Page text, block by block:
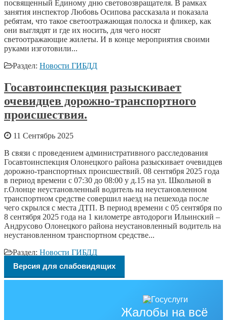
посвященный Единому дню световозвращателя. В рамках
занятия инспектор Любовь Осипова рассказала и показала
ребятам, что такое светоотражающая полоска и фликер, как
они выглядят и где их носить, для чего носят
светоотражающие жилеты. И в конце мероприятия своими
руками изготовили...
Раздел: Новости ГИБДД
Госавтоинспекция разыскивает
очевидцев дорожно-транспортного
происшествия.
11 Сентябрь 2025
В связи с проведением административного расследования
Госавтоинспекция Олонецкого района разыскивает очевидцев
дорожно-транспортных происшествий. 08 сентября 2025 года
в период времени с 07:30 до 08:00 у д.15 на ул. Школьной в
г.Олонце неустановленный водитель на неустановленном
транспортном средстве совершил наезд на пешехода после
чего скрылся с места ДТП. В период времени с 05 сентября по
8 сентября 2025 года на 1 километре автодороги Ильинский –
Андрусово Олонецкого района неустановленный водитель на
неустановленном транспортном средстве...
Раздел: Новости ГИБДД
Версия для слабовидящих
Жалобы на всё